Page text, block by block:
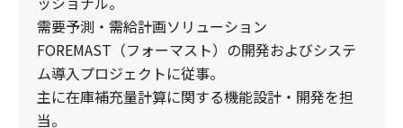
需要予測・需給計画ソリューション
FOREMAST（フォーマスト）の開発およびシステ
ム導入プロジェクトに従事。
主に在庫補充量計算に関する機能設計・開発を担
当。